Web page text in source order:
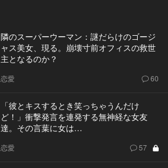
隣のスーパーウーマン：謎だらけのゴージ
ャス美女、現る。崩壊寸前オフィスの救世
主となるのか？
恋愛 60
「彼とキスするとき笑っちゃうんだけ
ど！」衝撃発言を連発する無神経な女友
達。その言葉に女は…
恋愛 57